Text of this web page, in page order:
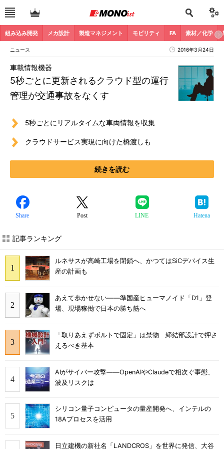
組み込み開発 メカ設計 製造マネジメント モビリティ FA 素材／化学
ニュース 2016年3月24日
5秒ごとに更新されるクラウド型の運行
管理が交通事故をなくす
車載情報機器
5秒ごとにリアルタイムな車両情報を収集
クラウドサービス実現に向けた橋渡しも
続きを読む
Share Post LINE Hatena
記事ランキング
ルネサスが高崎工場を閉鎖へ、かつてはSiCデバイス生
産の計画も
あえて歩かせない――準国産ヒューマノイド「D1」登
場、現場稼働で日本の勝ち筋へ
「取りあえずボルトで固定」は禁物 締結部設計で押さ
えるべき基本
AIがサイバー攻撃――OpenAIやClaudeで相次ぐ事態、
波及リスクは
シリコン量子コンピュータの量産開発へ、インテルの
18Aプロセスを活用
日立建機の新社名「LANDCROS」を世界に発信、大谷